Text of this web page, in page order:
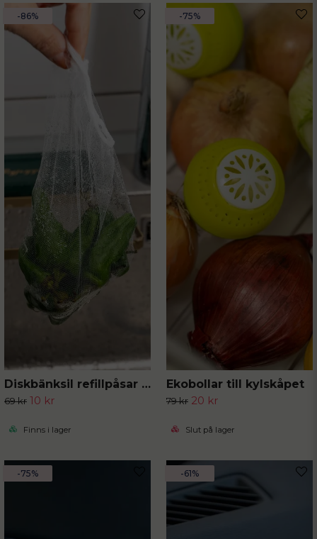
Diskbänksil refillpåsar 50-pack
69 kr 10 kr
Finns i lager
-86%
Ekobollar till kylskåpet
79 kr 20 kr
Slut på lager
-75%
-75% -61%